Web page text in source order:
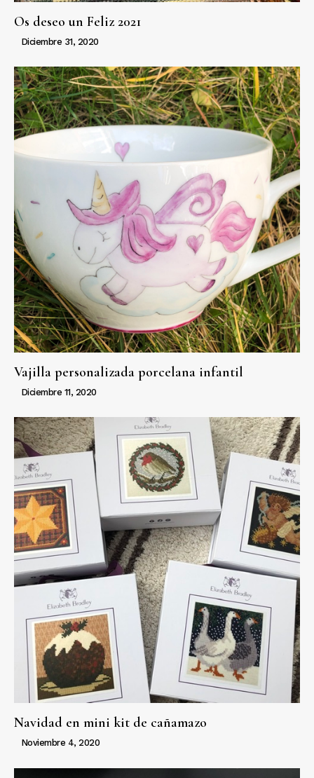
Os deseo un Feliz 2021
Diciembre 31, 2020
Vajilla personalizada porcelana infantil
Diciembre 11, 2020
Navidad en mini kit de cañamazo
Noviembre 4, 2020